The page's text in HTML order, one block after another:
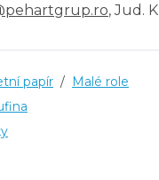
, Jud.
papír / Malé role